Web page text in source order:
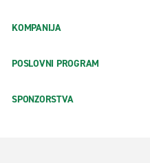
KOMPANIJA
POSLOVNI PROGRAM
SPONZORSTVA